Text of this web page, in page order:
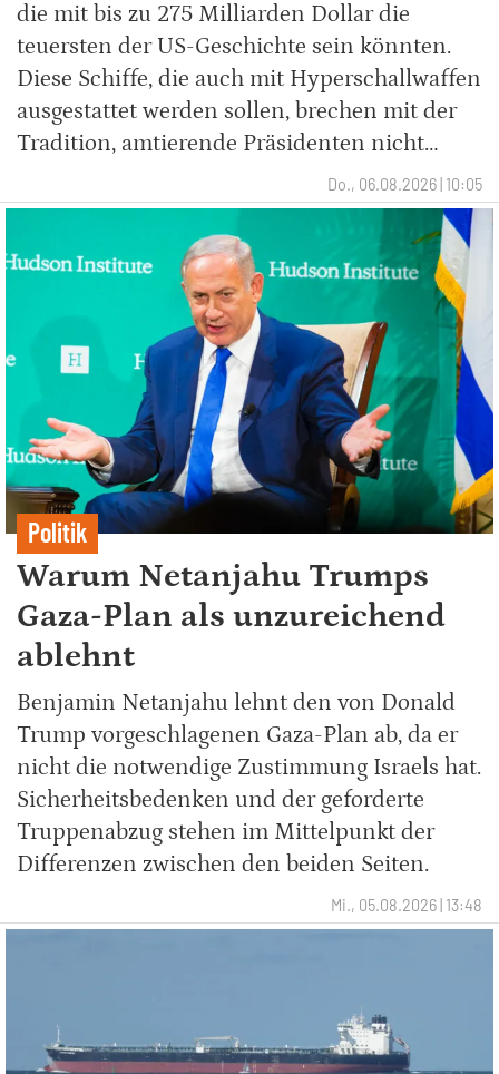
die mit bis zu 275 Milliarden Dollar die
teuersten der US-Geschichte sein könnten.
Diese Schiffe, die auch mit Hyperschallwaffen
ausgestattet werden sollen, brechen mit der
Tradition, amtierende Präsidenten nicht…
Do., 06.08.2026 | 10:05
Politik
Warum Netanjahu Trumps
Gaza-Plan als unzureichend
ablehnt
Benjamin Netanjahu lehnt den von Donald
Trump vorgeschlagenen Gaza-Plan ab, da er
nicht die notwendige Zustimmung Israels hat.
Sicherheitsbedenken und der geforderte
Truppenabzug stehen im Mittelpunkt der
Differenzen zwischen den beiden Seiten.
Mi., 05.08.2026 | 13:48